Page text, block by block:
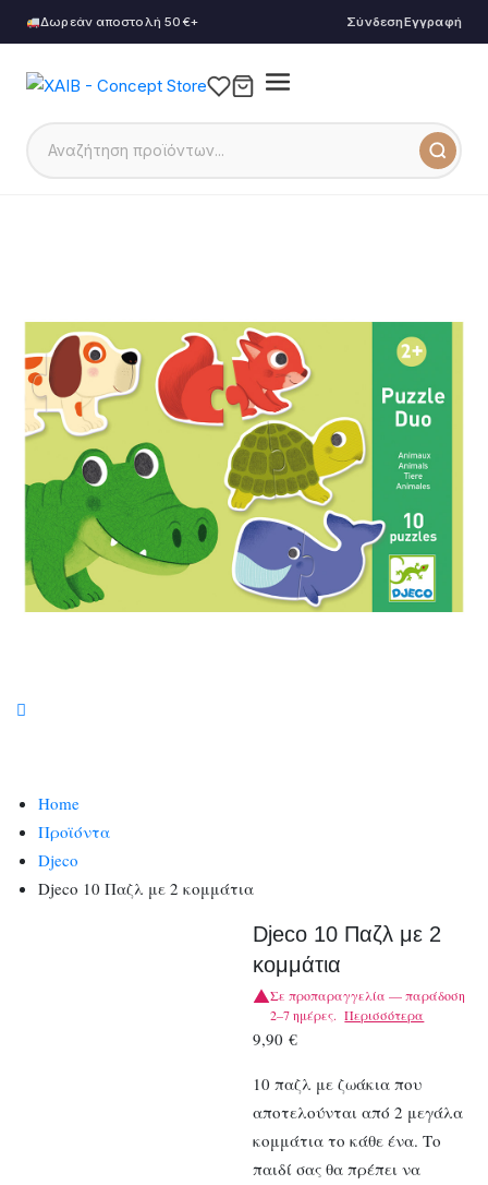
Δωρεάν αποστολή 50€+ ΣύνδεσηΕγγραφή
Home
Προϊόντα
Djeco
Djeco 10 Παζλ με 2 κομμάτια
Djeco 10 Παζλ με 2
κομμάτια
Σε προπαραγγελία — παράδοση
2–7 ημέρες. Περισσότερα
9,90€
10 παζλ με ζωάκια που
αποτελούνται από 2 μεγάλα
κομμάτια το κάθε ένα. Το
παιδί σας θα πρέπει να